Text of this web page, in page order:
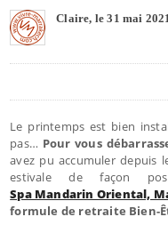
Claire, le 31 mai 2021
Le printemps est bien
pas… Pour vous
avez pu accumuler depuis
estivale de façon
Spa Mandarin Oriental,
formule de retraite Bien-